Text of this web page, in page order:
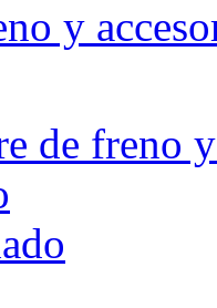
y
de freno